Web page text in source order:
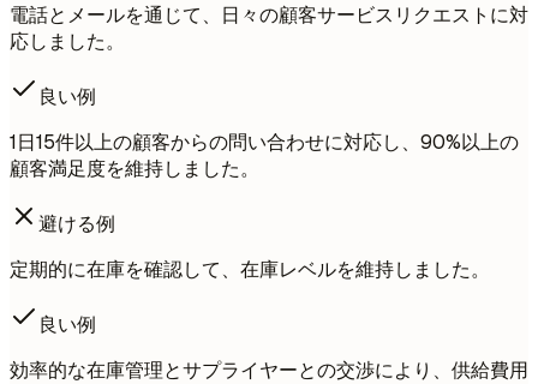
電話とメールを通じて、日々の顧客サービスリクエストに対
応しました。
良い例
1日15件以上の顧客からの問い合わせに対応し、90%以上の
顧客満足度を維持しました。
避ける例
定期的に在庫を確認して、在庫レベルを維持しました。
良い例
効率的な在庫管理とサプライヤーとの交渉により、供給費用